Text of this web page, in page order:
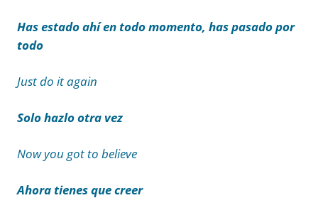
Has estado ahí en todo momento, has pasado por
todo
Just do it again
Solo hazlo otra vez
Now you got to believe
Ahora tienes que creer